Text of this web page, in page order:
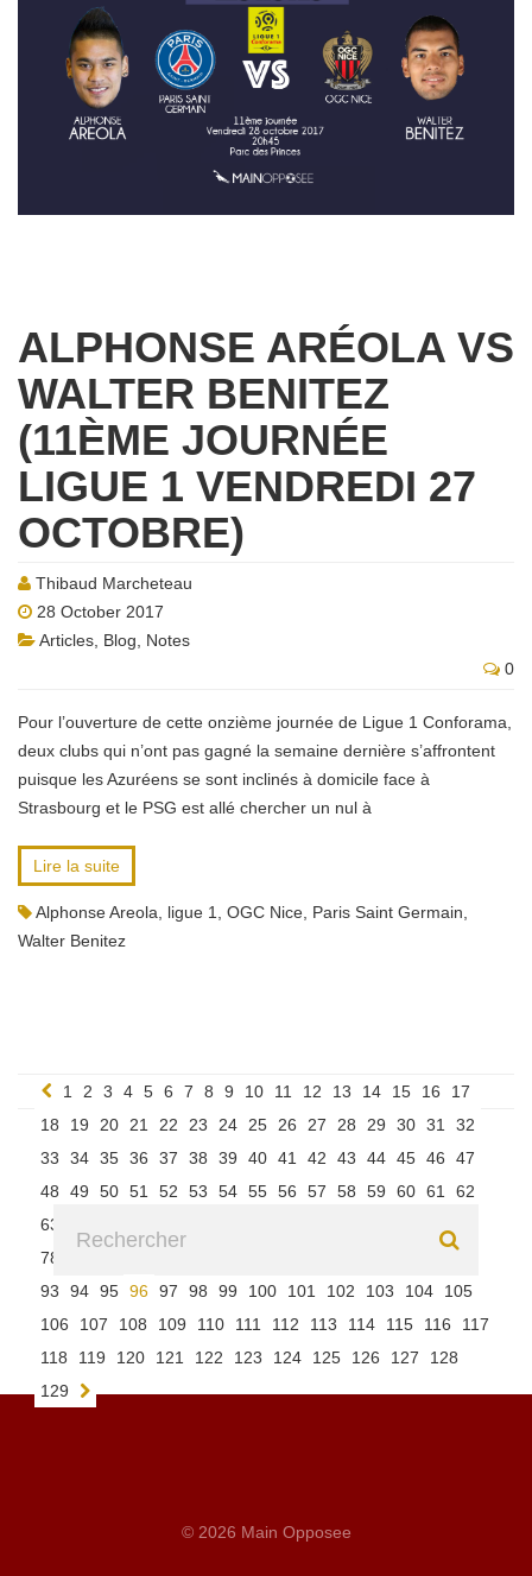
ALPHONSE ARÉOLA VS
WALTER BENITEZ
(11ÈME JOURNÉE
LIGUE 1 VENDREDI 27
OCTOBRE)
Thibaud Marcheteau
28 October 2017
Articles Blog
Notes
0
Pour l’ouverture de cette onzième journée de Ligue 1 Conforama,
deux clubs qui n’ont pas gagné la semaine dernière s’affrontent
puisque les Azuréens se sont inclinés à domicile face à
Strasbourg et le PSG est allé chercher un nul à
Lire la suite
Alphonse Areola ligue 1 OGC Nice Paris Saint Germain
Walter Benitez
1 2 3 4 5 6 7 8 9 10 11 12 13 14 15 16
17
18
19 20 21 22 23 24 25 26 27 28 29 30 31
32
33
34 35 36 37 38 39 40 41 42 43 44 45 46
47
48
49 50 51 52 53 54 55 56 57 58 59 60 61
62
63
78
93
94 95 96 97 98 99 100 101 102 103 104
105
106
107 108 109 110 111 112 113 114 115 116
117
118
119 120 121 122 123 124 125 126 127
128
129
© 2026 Main Opposee